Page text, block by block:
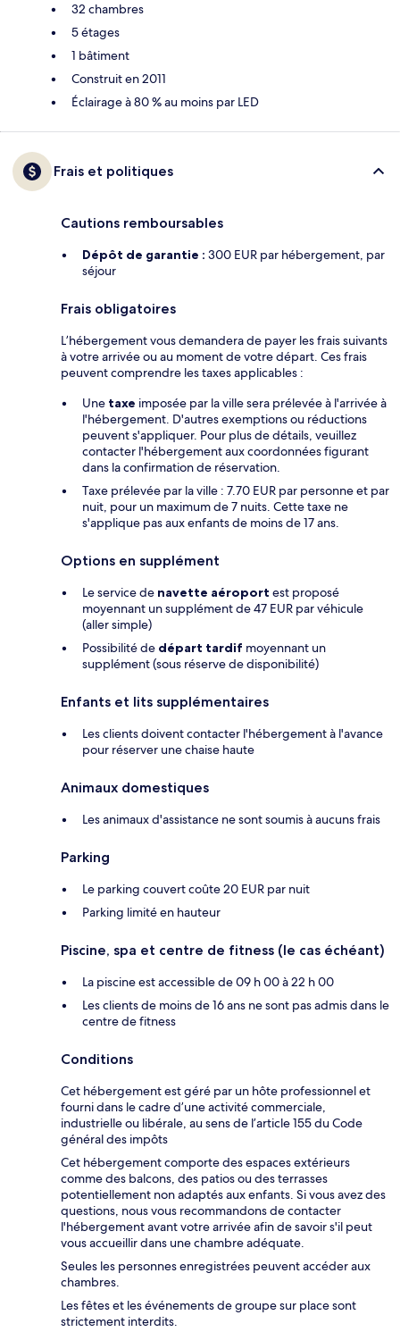
32 chambres
5 étages
1 bâtiment
Construit en 2011
Éclairage à 80 % au moins par LED
Frais et politiques
Cautions remboursables
Dépôt de garantie : 300 EUR par hébergement, par
séjour
Frais obligatoires
L’hébergement vous demandera de payer les frais suivants
à votre arrivée ou au moment de votre départ. Ces frais
peuvent comprendre les taxes applicables :
Une taxe imposée par la ville sera prélevée à l'arrivée à
l'hébergement. D'autres exemptions ou réductions
peuvent s'appliquer. Pour plus de détails, veuillez
contacter l'hébergement aux coordonnées figurant
dans la confirmation de réservation.
Taxe prélevée par la ville : 7.70 EUR par personne et par
nuit, pour un maximum de 7 nuits. Cette taxe ne
s'applique pas aux enfants de moins de 17 ans.
Options en supplément
Le service de navette aéroport est proposé
moyennant un supplément de 47 EUR par véhicule
(aller simple)
Possibilité de départ tardif moyennant un
supplément (sous réserve de disponibilité)
Enfants et lits supplémentaires
Les clients doivent contacter l'hébergement à l'avance
pour réserver une chaise haute
Animaux domestiques
Les animaux d'assistance ne sont soumis à aucuns frais
Parking
Le parking couvert coûte 20 EUR par nuit
Parking limité en hauteur
Piscine, spa et centre de fitness (le cas échéant)
La piscine est accessible de 09 h 00 à 22 h 00
Les clients de moins de 16 ans ne sont pas admis dans le
centre de fitness
Conditions
Cet hébergement est géré par un hôte professionnel et
fourni dans le cadre d’une activité commerciale,
industrielle ou libérale, au sens de l’article 155 du Code
général des impôts
Cet hébergement comporte des espaces extérieurs
comme des balcons, des patios ou des terrasses
potentiellement non adaptés aux enfants. Si vous avez des
questions, nous vous recommandons de contacter
l'hébergement avant votre arrivée afin de savoir s'il peut
vous accueillir dans une chambre adéquate.
Seules les personnes enregistrées peuvent accéder aux
chambres.
Les fêtes et les événements de groupe sur place sont
strictement interdits.